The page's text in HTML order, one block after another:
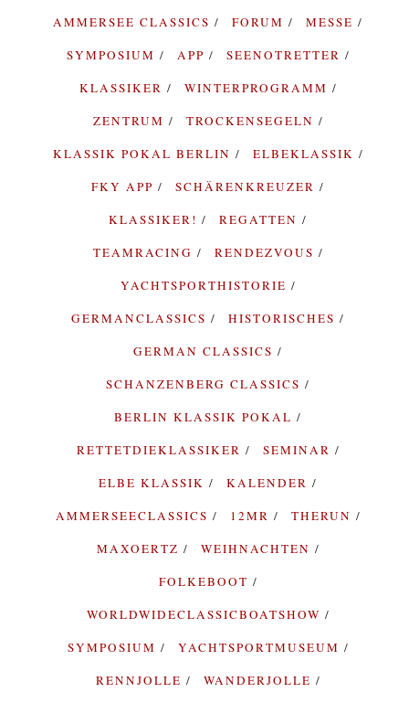
AMMERSEE CLASSICS FORUM
MESSE
SYMPOSIUM
APP
SEENOTRETTER
KLASSIKER
WINTERPROGRAMM
ZENTRUM
TROCKENSEGELN
KLASSIK POKAL BERLIN
ELBEKLASSIK
FKY APP
SCHÄRENKREUZER
KLASSIKER!
REGATTEN
TEAMRACING
RENDEZVOUS
YACHTSPORTHISTORIE
GERMANCLASSICS
HISTORISCHES
GERMAN CLASSICS
SCHANZENBERG CLASSICS
BERLIN KLASSIK POKAL
RETTETDIEKLASSIKER
SEMINAR
ELBE KLASSIK
KALENDER
AMMERSEECLASSICS
12MR
THERUN
MAXOERTZ
WEIHNACHTEN
FOLKEBOOT
WORLDWIDECLASSICBOATSHOW
SYMPOSIUM
YACHTSPORTMUSEUM
RENNJOLLE
WANDERJOLLE